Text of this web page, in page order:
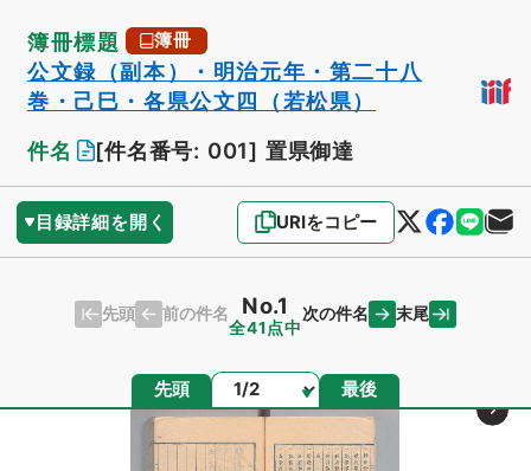
簿冊標題 簿冊
公文録（副本）・明治元年・第二十八
巻・己巳・各県公文四（若松県）
件名
[件名番号: 001] 置県御達
目録詳細を開く URIをコピー
先頭 前の件名 No.1
全41点中
次の件名 末尾
先頭 ページ 最後